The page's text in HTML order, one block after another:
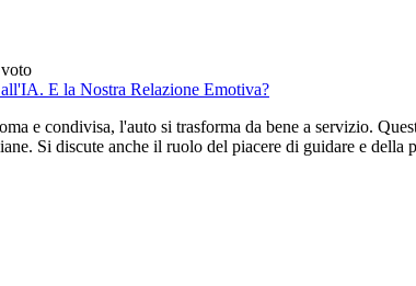
E la Nostra Relazione Emotiva?
e condivisa, l'auto si trasforma da bene a servizio.
Si discute anche il ruolo del piacere di guidare e